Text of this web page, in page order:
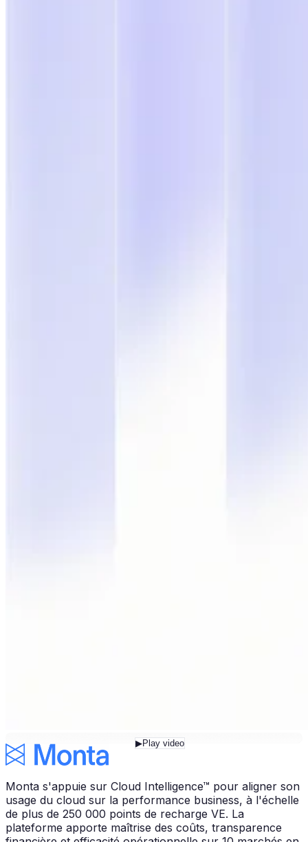
▶Play video
Monta s'appuie sur Cloud Intelligence™ pour aligner son
usage du cloud sur la performance business, à l'échelle
de plus de 250 000 points de recharge VE. La
plateforme apporte maîtrise des coûts, transparence